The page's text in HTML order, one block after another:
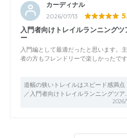
カーディナル
2026/07/13
入門者向けトレイルランニングツ
ー
入門編として最適だったと思います。
者の方もフレンドリーで楽しかったです
道幅の狭いトレイルはスピード感満点
／入門者向けトレイルランニングツ